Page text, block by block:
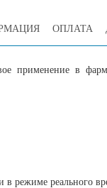
ОПЛАТА
применение в
в режиме реального